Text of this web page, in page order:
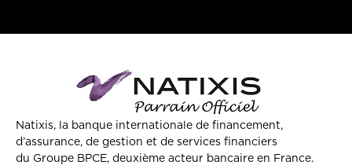
Natixis, la banque internationale de financement,
d’assurance, de gestion et de services financiers
du Groupe BPCE, deuxième acteur bancaire en France.